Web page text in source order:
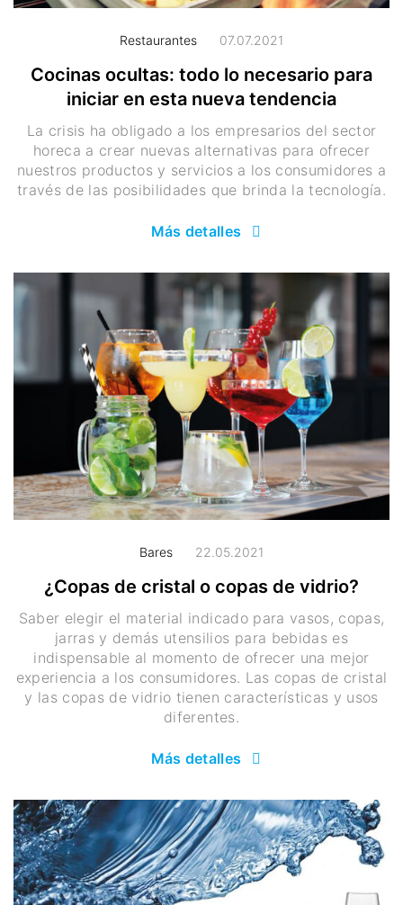
Restaurantes 07.07.2021
Cocinas ocultas: todo lo necesario para
iniciar en esta nueva tendencia
La crisis ha obligado a los empresarios del sector
horeca a crear nuevas alternativas para ofrecer
nuestros productos y servicios a los consumidores a
través de las posibilidades que brinda la tecnología.
Más detalles
Bares 22.05.2021
¿Copas de cristal o copas de vidrio?
Saber elegir el material indicado para vasos, copas,
jarras y demás utensilios para bebidas es
indispensable al momento de ofrecer una mejor
experiencia a los consumidores. Las copas de cristal
y las copas de vidrio tienen características y usos
diferentes.
Más detalles